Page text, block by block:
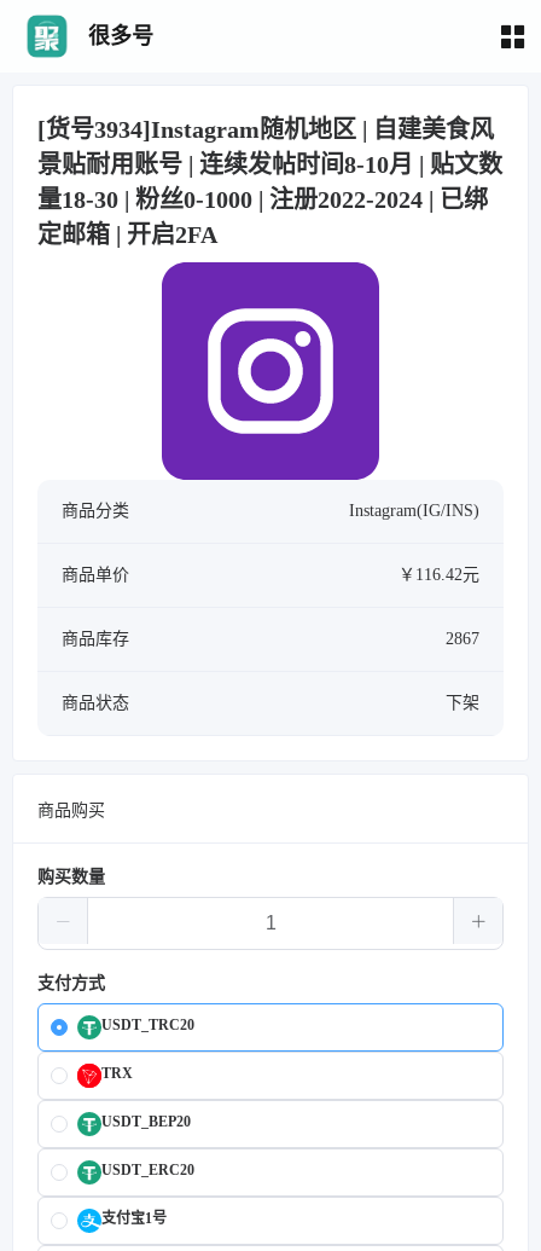
很多号
[货号3934]Instagram随机地区 | 自建美食风
景贴耐用账号 | 连续发帖时间8-10月 | 贴文数
量18-30 | 粉丝0-1000 | 注册2022-2024 | 已绑
定邮箱 | 开启2FA
商品分类 Instagram(IG/INS)
商品单价 ￥116.42元
商品库存 2867
商品状态 下架
商品购买
购买数量
支付方式
USDT_TRC20
TRX
USDT_BEP20
USDT_ERC20
支付宝1号